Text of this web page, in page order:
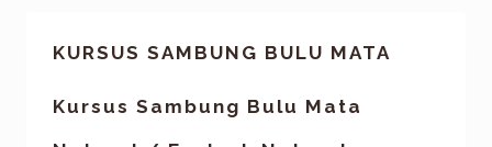
KURSUS SAMBUNG BULU MATA
Kursus Sambung Bulu Mata